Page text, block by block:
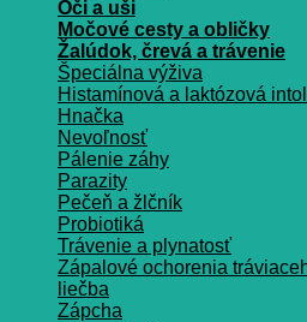
Oči a uši
Močové cesty a obličky
Žalúdok, črevá a trávenie
Špeciálna výživa
Histamínová a laktózová
Hnačka
Nevoľnosť
Pálenie záhy
Parazity
Pečeň a žlčník
Probiotiká
Trávenie a plynatosť
Zápalové ochorenia
liečba
Zápcha